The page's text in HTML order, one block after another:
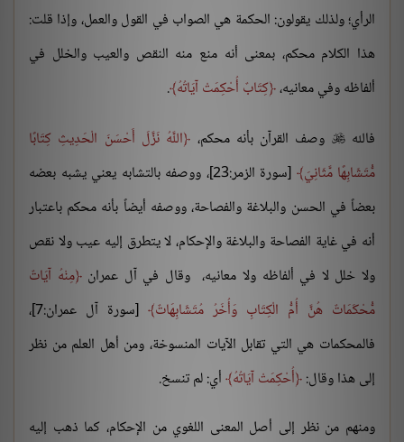
الرأي؛ ولذلك يقولون: الحكمة هي الصواب في القول والعمل، وإذا قلت:
هذا الكلام محكم، بمعنى أنه منع منه النقص والعيب والخلل في
ألفاظه وفي معانيه، كِتَابٌ أُحْكِمَتْ آيَاتُهُ .
فالله وصف القرآن بأنه محكم،
اللَّهُ نَزَّلَ أَحْسَنَ الْحَدِيثِ كِتَابًا
مُّتَشَابِهًا مَّثَانِيَ
[سورة الزمر:23]، ووصفه بالتشابه يعني يشبه بعضه
بعضاً في الحسن والبلاغة والفصاحة، ووصفه أيضاً بأنه محكم باعتبار
أنه في غاية الفصاحة والبلاغة والإحكام، لا يتطرق إليه عيب ولا نقص
ولا خلل لا في ألفاظه ولا معانيه، وقال في آل عمران مِنْهُ آيَاتٌ
مُّحْكَمَاتٌ هُنَّ أُمُّ الْكِتَابِ وَأُخَرُ مُتَشَابِهَاتٌ
[سورة آل عمران:7]،
فالمحكمات هي التي تقابل الآيات المنسوخة، ومن أهل العلم من نظر
إلى هذا وقال: أُحْكِمَتْ آيَاتُهُ أي: لم تنسخ.
ومنهم من نظر إلى أصل المعنى اللغوي من الإحكام، كما ذهب إليه